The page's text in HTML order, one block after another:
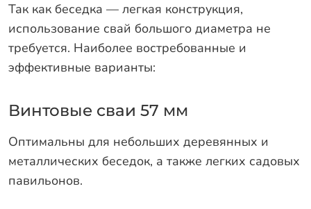
Так как беседка — легкая конструкция,
использование свай большого диаметра не
требуется. Наиболее востребованные и
эффективные варианты:
Винтовые сваи 57 мм
Оптимальны для небольших деревянных и
металлических беседок, а также легких садовых
павильонов.